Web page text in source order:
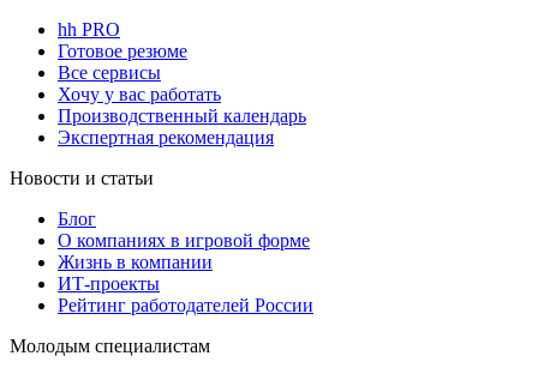
hh PRO
Готовое резюме
Все сервисы
Хочу у вас работать
Производственный календарь
Экспертная рекомендация
Новости и статьи
Блог
О компаниях в игровой форме
Жизнь в компании
ИТ-проекты
Рейтинг работодателей России
Молодым специалистам